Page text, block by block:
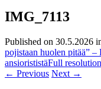
IMG_7113
Published on 30.5.2026
pojistaan huolen pitää”
ansiorististäFull
← Previous Next →